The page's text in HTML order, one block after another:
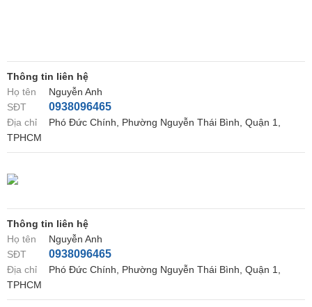
Thông tin liên hệ
Họ tên
Nguyễn Anh
SĐT
0938096465
Địa chỉ
Phó Đức Chính, Phường Nguyễn Thái Bình, Quận 1,
TPHCM
Thông tin liên hệ
Họ tên
Nguyễn Anh
SĐT
0938096465
Địa chỉ
Phó Đức Chính, Phường Nguyễn Thái Bình, Quận 1,
TPHCM